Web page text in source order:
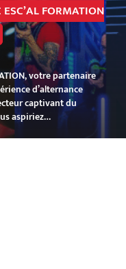
FORMATION
votre partenaire
d’alternance
captivant du
aspiriez…